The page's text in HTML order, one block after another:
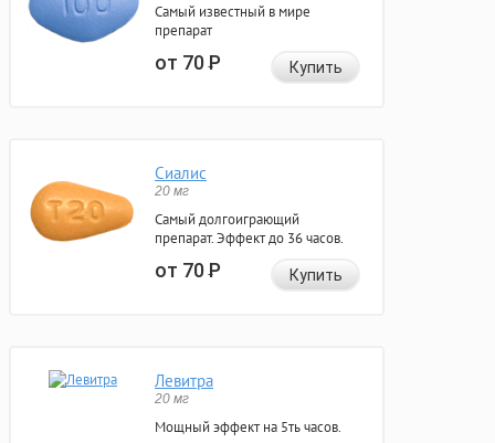
Самый известный в мире
препарат
от 70Р Купить
Сиалис
20 мг
Самый долгоиграющий
препарат. Эффект до 36 часов.
от 70Р Купить
Левитра
20 мг
Мощный эффект на 5ть часов.